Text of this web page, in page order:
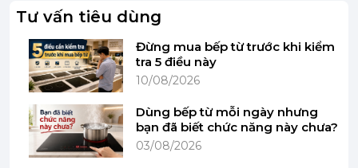
Tư vấn tiêu dùng
Đừng mua bếp từ trước khi kiểm
tra 5 điều này
10/08/2026
Dùng bếp từ mỗi ngày nhưng
bạn đã biết chức năng này chưa?
03/08/2026